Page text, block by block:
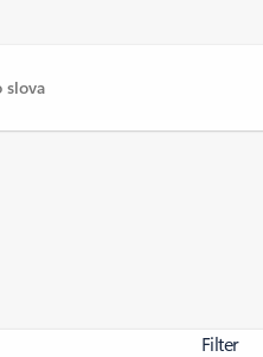
Filter